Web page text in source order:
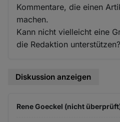
Kommentare, die einen
machen.
Kann nicht vielleicht eine
die Redaktion unterstützen?
Diskussion anzeigen
Rene Goeckel (nicht